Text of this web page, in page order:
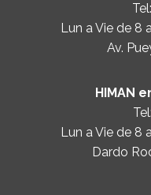
Tel:
Lun a Vie de 8
Av.
HIMAN
Tel:
Lun a Vie de 8
Dardo